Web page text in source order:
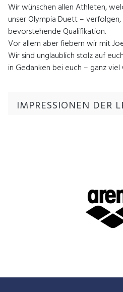
Wir wünschen allen Athleten,
unser Olympia Duett –
bevorstehende Qualifikation.
Vor allem aber fiebern wir mit
Wir sind unglaublich stolz auf
in Gedanken bei euch – ganz viel
IMPRESSIONEN DER